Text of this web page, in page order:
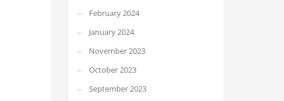
February 2024
January 2024
November 2023
October 2023
September 2023